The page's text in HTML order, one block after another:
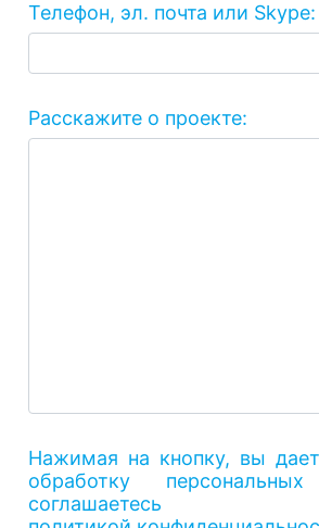
Телефон, эл. почта или Skype:
Расскажите о проекте:
Нажимая на кнопку, вы
обработку